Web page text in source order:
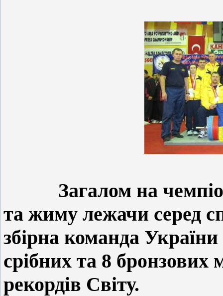
Загалом на
та жиму лежачи серед
збірна команда
срібних та 8
рекордів Світу.